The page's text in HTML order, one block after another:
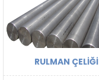
RULMAN ÇELIĞI